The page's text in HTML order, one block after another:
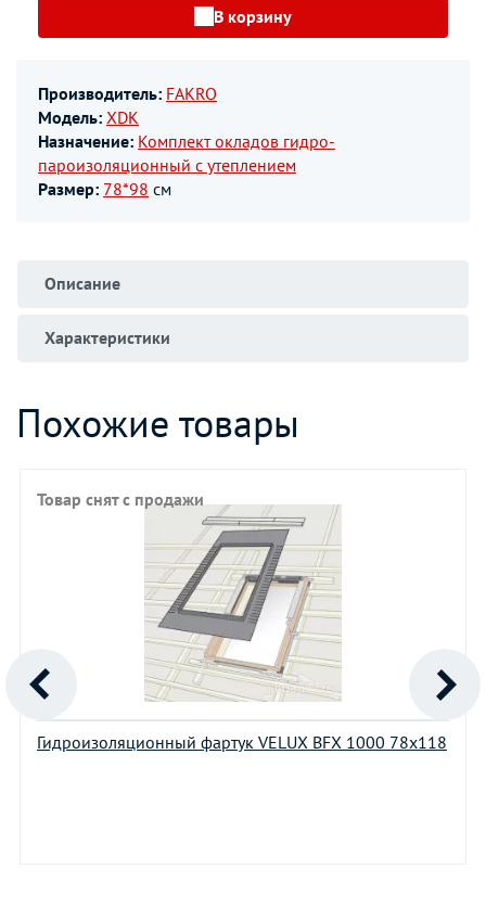
В корзину
Производитель: FAKRO
Модель: XDK
Назначение: Комплект окладов гидро-
пароизоляционный c утеплением
Размер: 78*98 см
Описание
Характеристики
Похожие товары
Гидроизоляционный фартук VELUX BFX 1000 78х118
Товар снят с продажи